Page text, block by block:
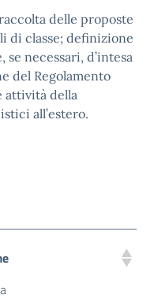
delle proposte
di classe; definizione
necessari, d’intesa
del Regolamento
attività della
all’estero.